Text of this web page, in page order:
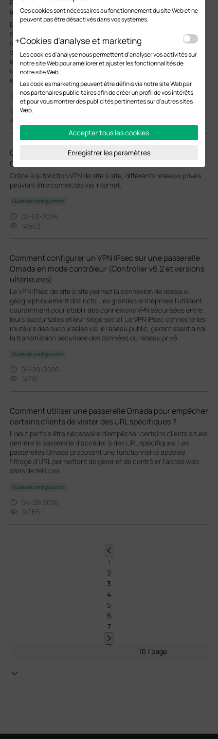
Internet
Dans les réseaux d'entreprise, les appareils sont souvent
déployés à travers différents sous-réseaux, ce qui rend courant
que les appareils Omada et le contrôleur Omada se trouvent
dans des segments de réseau séparés. Le support de l'adoption
et de la gestion des appareils à travers les sous-réseaux permet
un contrôle centralisé sans modifier la conception réseau
existante. .
Guide de configuration
06-23-2026
Comment configurer un VPN IPsec sur une passerelle
Omada en mode autonome
Grâce à la fonction VPN de site à site, différents réseaux privés
peuvent être connectés via Internet.
Guide de configuration
07-03-2026
14962
Comment configurer un VPN IPsec sur une passerelle
Omada en mode contrôleur (Controller v6.2 et versions
ultérieures)
Le VPN IPsec de site à site permet la connexion de réseaux
géographiquement distincts. Les grandes entreprises l'utilisent
couramment pour établir des connexions VPN sécurisées entre
leurs succursales et leur siège social. Le VPN IPsec connecte les
routeurs des succursales via le réseau public, garantissant ainsi
la transmission sécurisée des données du réseau privé.
Guide de configuration
04-29-2026
14716
Comment utiliser une passerelle Omada pour empêcher
certains clients de visiter des URL spécifiques ?
Il peut parfois être nécessaire d'empêcher certains clients situés
derrière la passerelle d'accéder à des URL spécifiques. Les
passerelles Omada proposent une fonctionnalité appelée
filtrage d'URL permettant de gérer et de contrôler l'accès web
dans de tels cas.
Guide de configuration
04-08-2026
14265
1
2
3
4
5
6
7
10 / page
Ces cookies sont nécessaires au fonctionnement du site Web et ne
peuvent pas être désactivés dans vos systèmes.
Cookies d'analyse et marketing
Les cookies d'analyse nous permettent d'analyser vos activités sur
notre site Web pour améliorer et ajuster les fonctionnalités de
notre site Web.
Les cookies marketing peuvent être définis via notre site Web par
nos partenaires publicitaires afin de créer un profil de vos intérêts
et pour vous montrer des publicités pertinentes sur d'autres sites
Web.
Accepter tous les cookies
Enregistrer les paramètres